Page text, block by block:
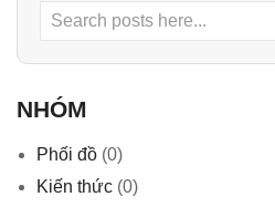
Search
NHÓM
Phối đồ (0)
Kiến thức (0)